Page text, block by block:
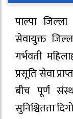
पाल्पा
सेवायुक्त
गर्भवती
प्रसूति सेवा
बीच पूर्ण
सुनिश्चितता